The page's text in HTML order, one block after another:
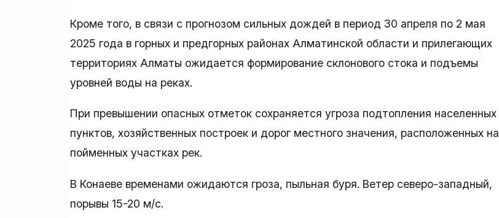
Кроме того, в связи с прогнозом сильных дождей в период 30 апреля по 2 мая
2025 года в горных и предгорных районах Алматинской области и прилегающих
территориях Алматы ожидается формирование склонового стока и подъемы
уровней воды на реках.
При превышении опасных отметок сохраняется угроза подтопления населенных
пунктов, хозяйственных построек и дорог местного значения, расположенных на
пойменных участках рек.
В Конаеве временами ожидаются гроза, пыльная буря. Ветер северо-западный,
порывы 15-20 м/с.